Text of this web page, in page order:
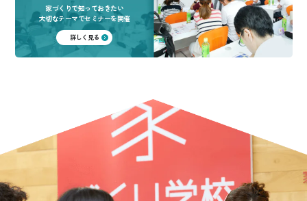
家づくりで知っておきたい
大切なテーマでセミナーを開催
詳しく見る